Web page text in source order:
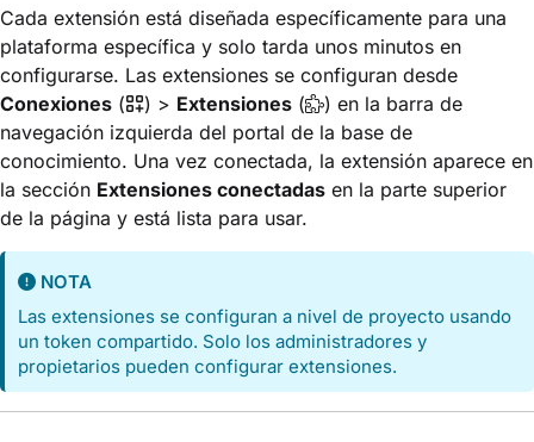
Cada extensión está diseñada específicamente para una
plataforma específica y solo tarda unos minutos en
configurarse. Las extensiones se configuran desde
Conexiones ( ) > Extensiones (
) en la barra de
navegación izquierda del portal de la base de
conocimiento. Una vez conectada, la extensión aparece en
la sección Extensiones conectadas en la parte superior
de la página y está lista para usar.
NOTA
Las extensiones se configuran a nivel de proyecto usando
un token compartido. Solo los administradores y
propietarios pueden configurar extensiones.